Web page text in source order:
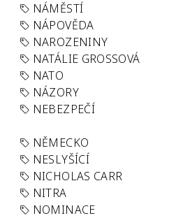
NÁMĚSTÍ
NÁPOVĚDA
NAROZENINY
NATÁLIE GROSSOVÁ
NATO
NÁZORY
NEBEZPEČÍ
NĚMECKO
NESLYŠÍCÍ
NICHOLAS CARR
NITRA
NOMINACE